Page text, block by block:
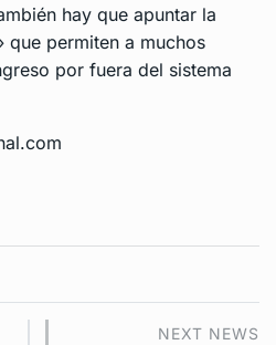
hay que apuntar la
que permiten a muchos
por fuera del sistema
NEXT NEWS